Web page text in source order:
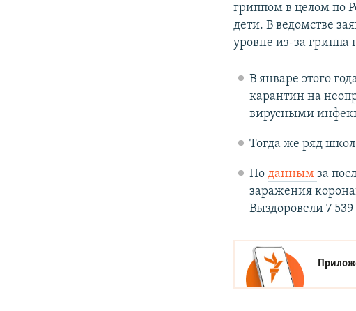
гриппом в целом по
дети. В ведомстве
уровне из-за гриппа
В январе этого
карантин на
вирусными
Тогда же ряд
По данным за
заражения
Выздоровели 7 539